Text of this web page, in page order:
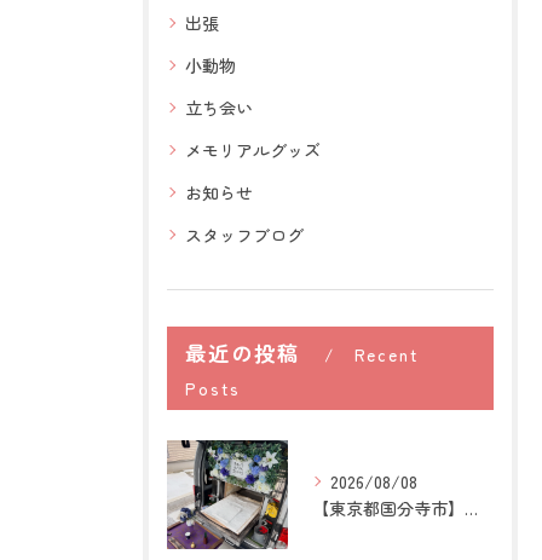
出張
小動物
立ち会い
メモリアルグッズ
お知らせ
スタッフブログ
最近の投稿
Recent
Posts
2026/08/08
【東京都国分寺市】うさぎの訪問ペット火葬｜牧草を替える時間が...